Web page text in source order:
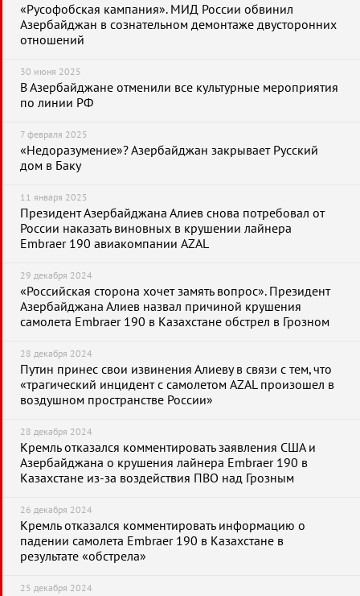
«Русофобская кампания». МИД России обвинил
Азербайджан в сознательном демонтаже двусторонних
отношений
30 июня 2025
В Азербайджане отменили все культурные мероприятия
по линии РФ
7 февраля 2025
«Недоразумение»? Азербайджан закрывает Русский
дом в Баку
11 января 2025
Президент Азербайджана Алиев снова потребовал от
России наказать виновных в крушении лайнера
Embraer 190 авиакомпании AZAL
29 декабря 2024
«Российская сторона хочет замять вопрос». Президент
Азербайджана Алиев назвал причиной крушения
самолета Embraer 190 в Казахстане обстрел в Грозном
28 декабря 2024
Путин принес свои извинения Алиеву в связи с тем, что
«трагический инцидент с самолетом AZAL произошел в
воздушном пространстве России»
28 декабря 2024
Кремль отказался комментировать заявления США и
Азербайджана о крушения лайнера Embraer 190 в
Казахстане из-за воздействия ПВО над Грозным
26 декабря 2024
Кремль отказался комментировать информацию о
падении самолета Embraer 190 в Казахстане в
результате «обстрела»
25 декабря 2024